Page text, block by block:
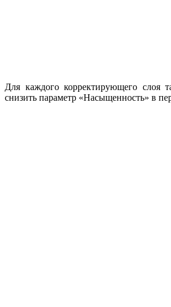
Для каждого корректирующего слоя
снизить параметр «Насыщенность» в